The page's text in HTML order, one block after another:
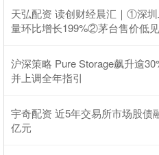
天弘配资 读创财经晨汇｜①深
量环比增长199%②茅台售价低
沪深策略 Pure Storage飙升逾
并上调全年指引
宇奇配资 近5年交易所市场股债
亿元